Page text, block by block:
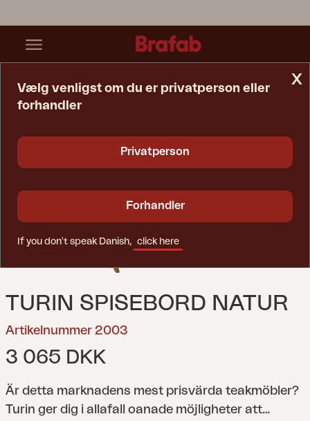
TURIN SPISEBORD NATUR
Artikelnummer 2003
3 065 DKK
Är detta marknadens mest prisvärda teakmöbler?
Turin ger dig i allafall oanade möjligheter att
x
Vælg venligst om du er privatperson eller
forhandler
Privatperson
Forhandler
If you don't speak Danish, click here